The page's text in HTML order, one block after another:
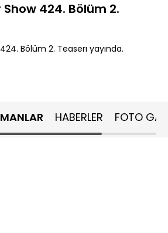
424. Bölüm 2.
Bölüm 2. Teaserı yayında.
HABERLER FOTO